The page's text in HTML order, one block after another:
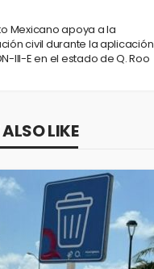
Mexicano apoya a la
civil durante la aplicación
III-E en el estado de Q. Roo
LIKE